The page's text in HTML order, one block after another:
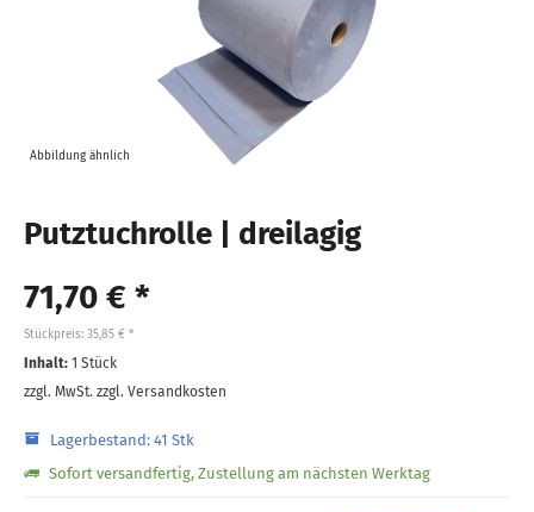
Abbildung ähnlich
Putztuchrolle | dreilagig
71,70 € *
Stückpreis: 35,85 € *
Inhalt: 1 Stück
zzgl. MwSt. zzgl. Versandkosten
Lagerbestand: 41 Stk
Sofort versandfertig, Zustellung am nächsten Werktag